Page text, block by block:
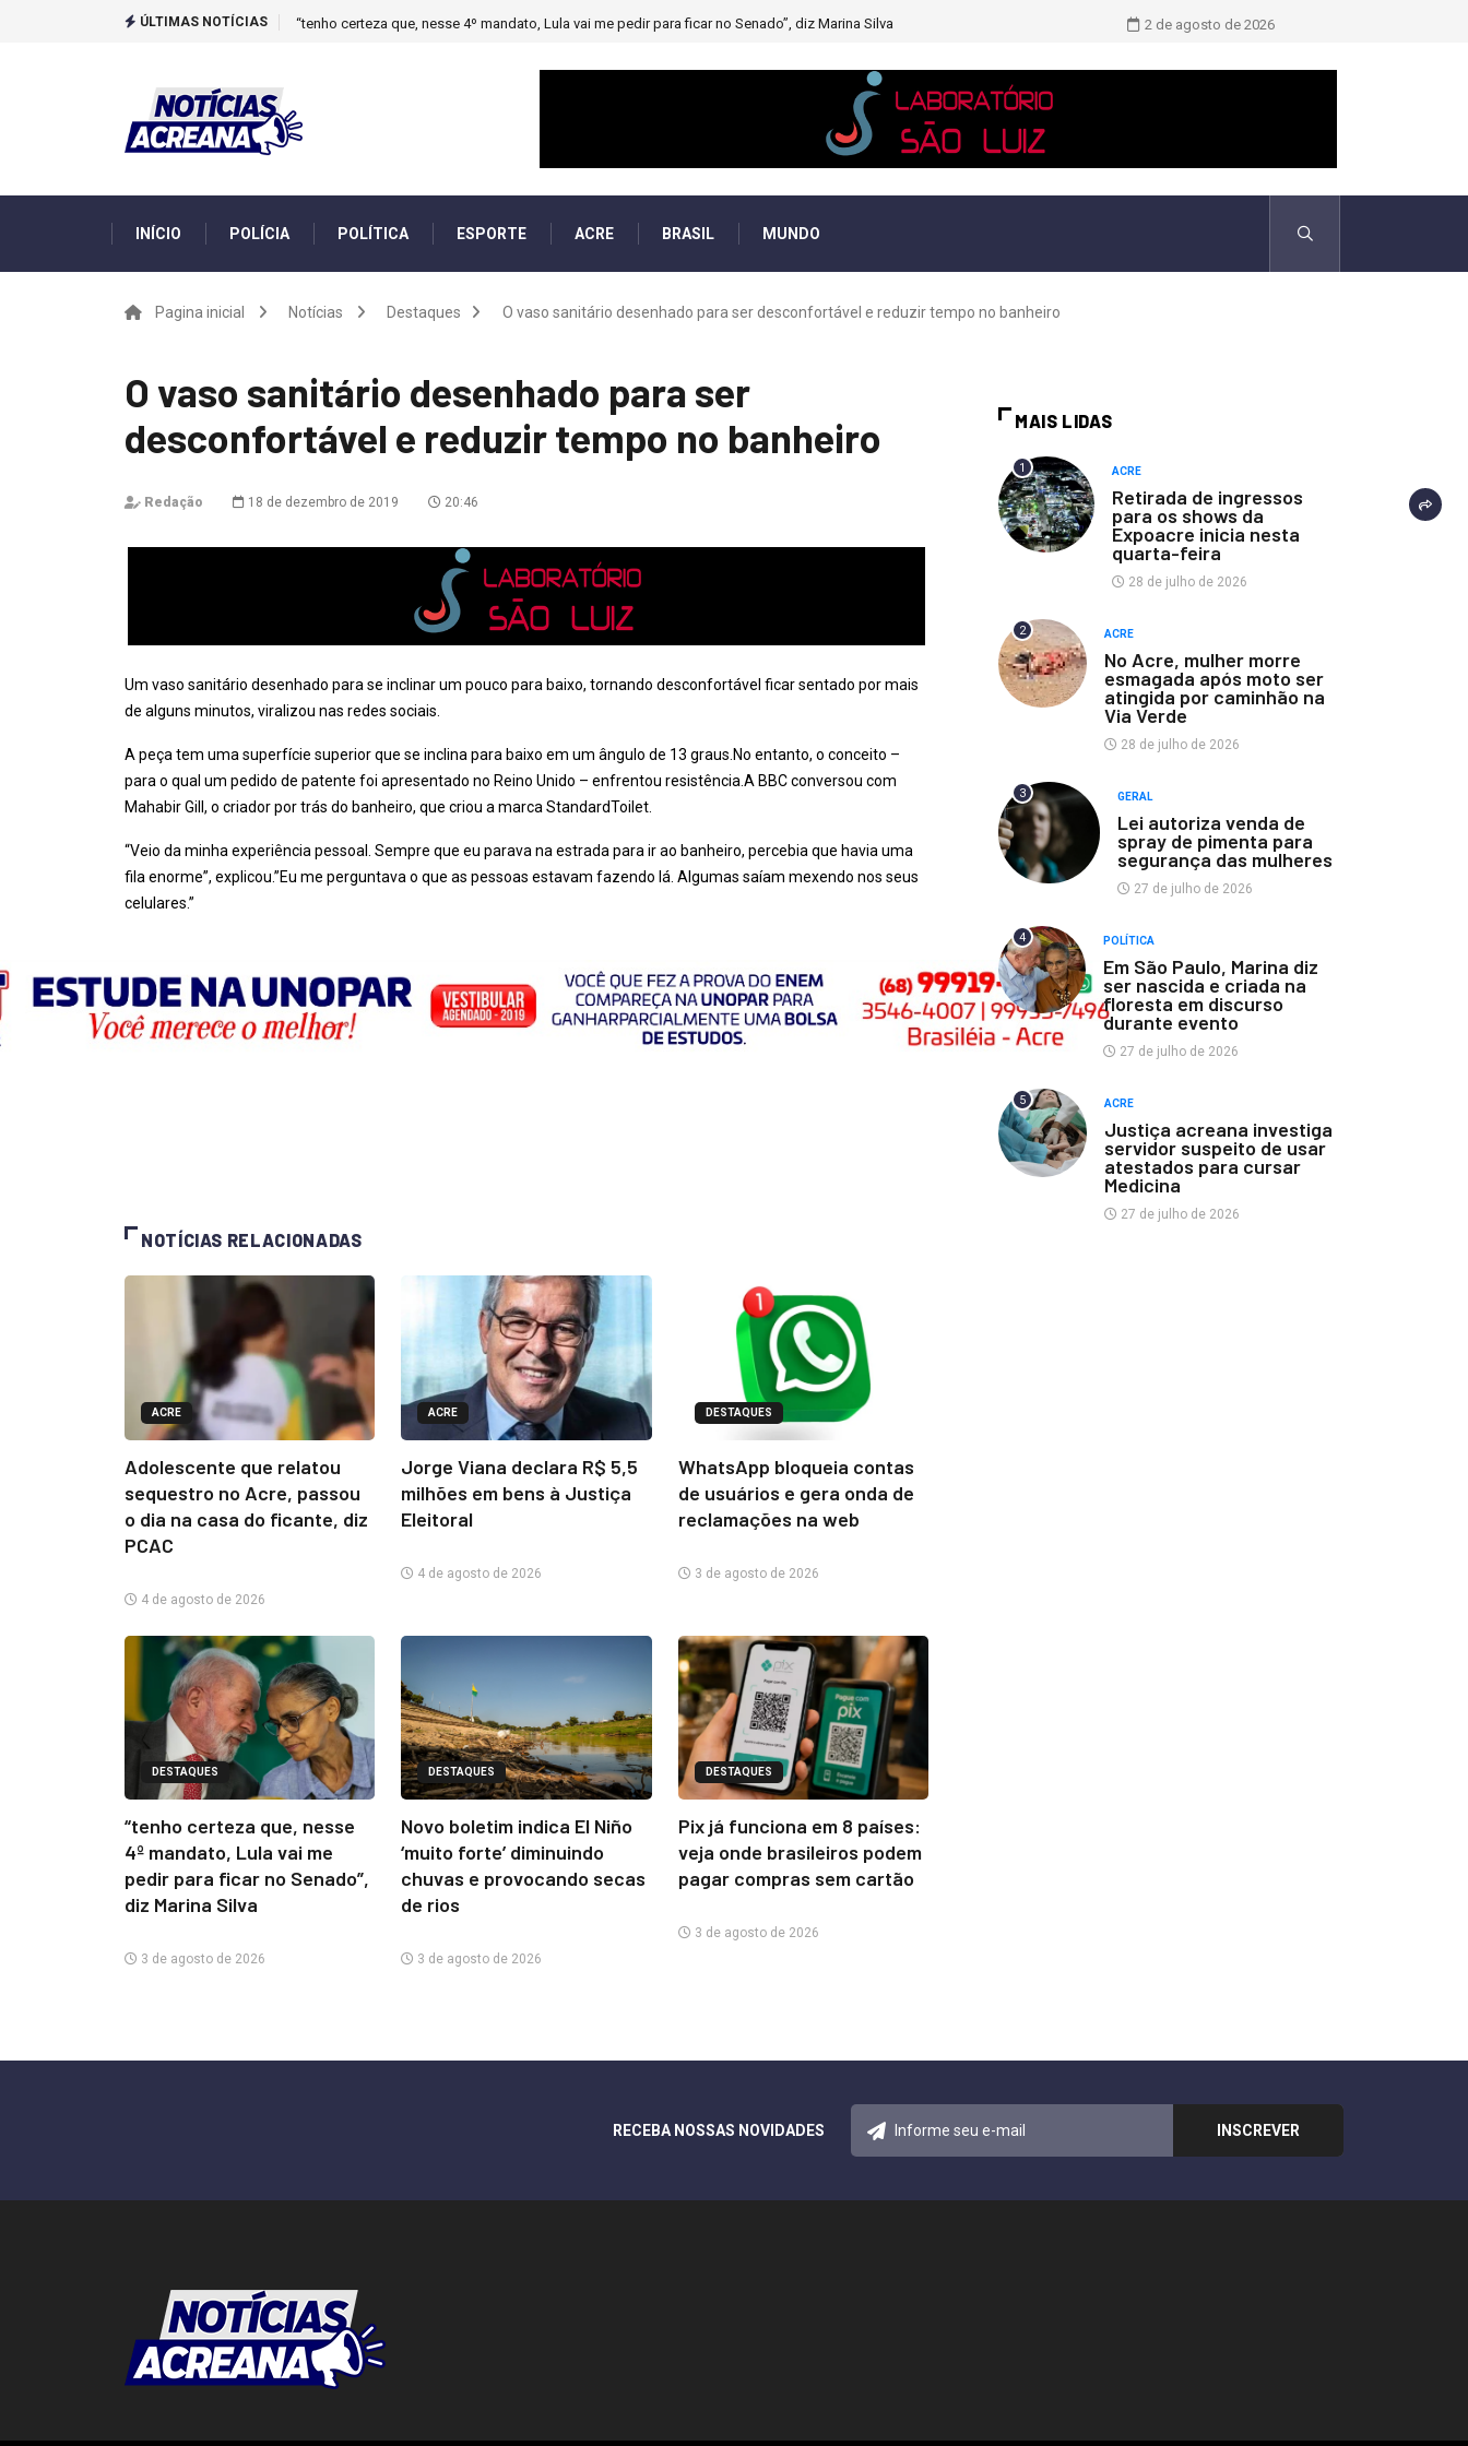
ÚLTIMAS NOTÍCIAS “tenho certeza que, nesse 4º mandato, Lula vai me pedir para ficar no Senado”, diz Marina Silva Novo boletim indica El Niño ‘muito
2 de agosto de 2026
INÍCIO POLÍCIA POLÍTICA ESPORTE ACRE BRASIL MUNDO
Pagina inicial Notícias Destaques O vaso sanitário desenhado para ser desconfortável e reduzir tempo no banheiro
O vaso sanitário desenhado para ser
desconfortável e reduzir tempo no banheiro
Redação 18 de dezembro de 2019 20:46
Um vaso sanitário desenhado para se inclinar um pouco para baixo, tornando desconfortável ficar sentado por mais
de alguns minutos, viralizou nas redes sociais.
A peça tem uma superfície superior que se inclina para baixo em um ângulo de 13 graus.No entanto, o conceito –
para o qual um pedido de patente foi apresentado no Reino Unido – enfrentou resistência.A BBC conversou com
Mahabir Gill, o criador por trás do banheiro, que criou a marca StandardToilet.
“Veio da minha experiência pessoal. Sempre que eu parava na estrada para ir ao banheiro, percebia que havia uma
fila enorme”, explicou.”Eu me perguntava o que as pessoas estavam fazendo lá. Algumas saíam mexendo nos seus
celulares.”
NOTÍCIAS RELACIONADAS
ACRE
Adolescente que relatou
sequestro no Acre, passou
o dia na casa do ficante, diz
PCAC
4 de agosto de 2026
ACRE
Jorge Viana declara R$ 5,5
milhões em bens à Justiça
Eleitoral
4 de agosto de 2026
DESTAQUES
WhatsApp bloqueia contas
de usuários e gera onda de
reclamações na web
3 de agosto de 2026
DESTAQUES
“tenho certeza que, nesse
4º mandato, Lula vai me
pedir para ficar no Senado”,
diz Marina Silva
3 de agosto de 2026
DESTAQUES
Novo boletim indica El Niño
‘muito forte’ diminuindo
chuvas e provocando secas
de rios
3 de agosto de 2026
DESTAQUES
Pix já funciona em 8 países:
veja onde brasileiros podem
pagar compras sem cartão
3 de agosto de 2026
MAIS LIDAS
1 ACRE
Retirada de ingressos
para os shows da
Expoacre inicia nesta
quarta-feira
28 de julho de 2026
2 ACRE
No Acre, mulher morre
esmagada após moto ser
atingida por caminhão na
Via Verde
28 de julho de 2026
3 GERAL
Lei autoriza venda de
spray de pimenta para
segurança das mulheres
27 de julho de 2026
4 POLÍTICA
Em São Paulo, Marina diz
ser nascida e criada na
floresta em discurso
durante evento
27 de julho de 2026
5 ACRE
Justiça acreana investiga
servidor suspeito de usar
atestados para cursar
Medicina
27 de julho de 2026
RECEBA NOSSAS NOVIDADES